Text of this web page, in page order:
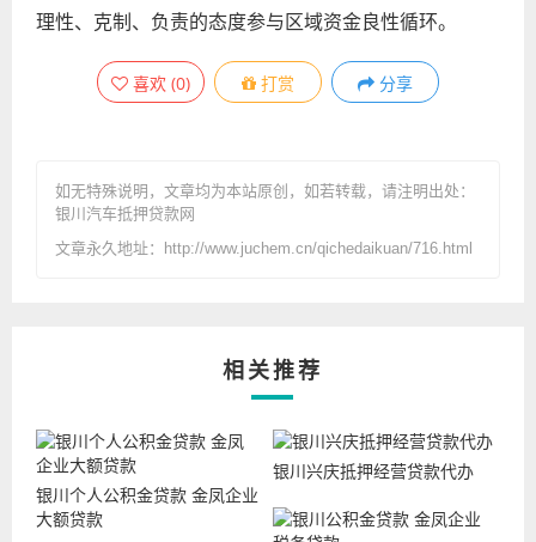
理性、克制、负责的态度参与区域资金良性循环。
喜欢 (0) 打赏 分享
如无特殊说明，文章均为本站原创 ，如若转载，请注明出处：
银川汽车抵押贷款网
文章永久地址：http://www.juchem.cn/qichedaikuan/716.html
相关推荐
银川个人公积金贷款 金凤企业
大额贷款
银川兴庆抵押经营贷款代办